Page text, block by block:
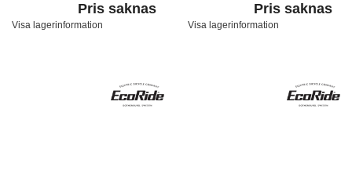
Pris saknas
Visa lagerinformation
Pris saknas
Visa lagerinformation